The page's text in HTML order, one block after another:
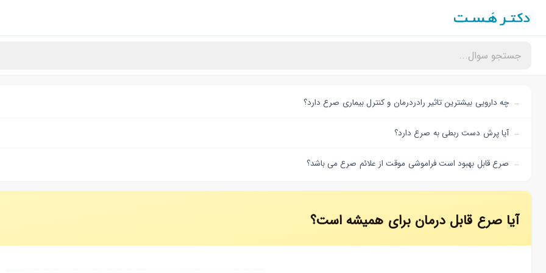
چه دارویی بیشترین تاثیر رادردرمان و کنترل بیماری صرع دارد؟
آیا پرش دست ربطی به صرع دارد؟
صرع قابل بهبود است فراموشی موقت از علائم صرع می باشد؟
آیا صرع قابل درمان برای همیشه است؟